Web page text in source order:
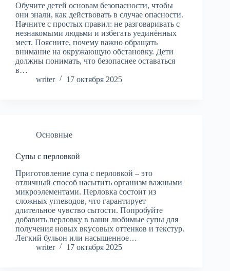
Обучите детей основам безопасности, чтобы
они знали, как действовать в случае опасности.
Начните с простых правил: не разговаривать с
незнакомыми людьми и избегать уединённых
мест. Поясните, почему важно обращать
внимание на окружающую обстановку. Дети
должны понимать, что безопаснее оставаться
в…
writer
17 октября 2025
Основные
Супы с перловкой
Приготовление супа с перловкой – это
отличный способ насытить организм важными
микроэлементами. Перловка состоит из
сложных углеводов, что гарантирует
длительное чувство сытости. Попробуйте
добавить перловку в ваши любимые супы для
получения новых вкусовых оттенков и текстур.
Легкий бульон или насыщенное…
writer
17 октября 2025